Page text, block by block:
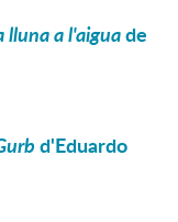
lluna a l'aiguade
d'Eduardo